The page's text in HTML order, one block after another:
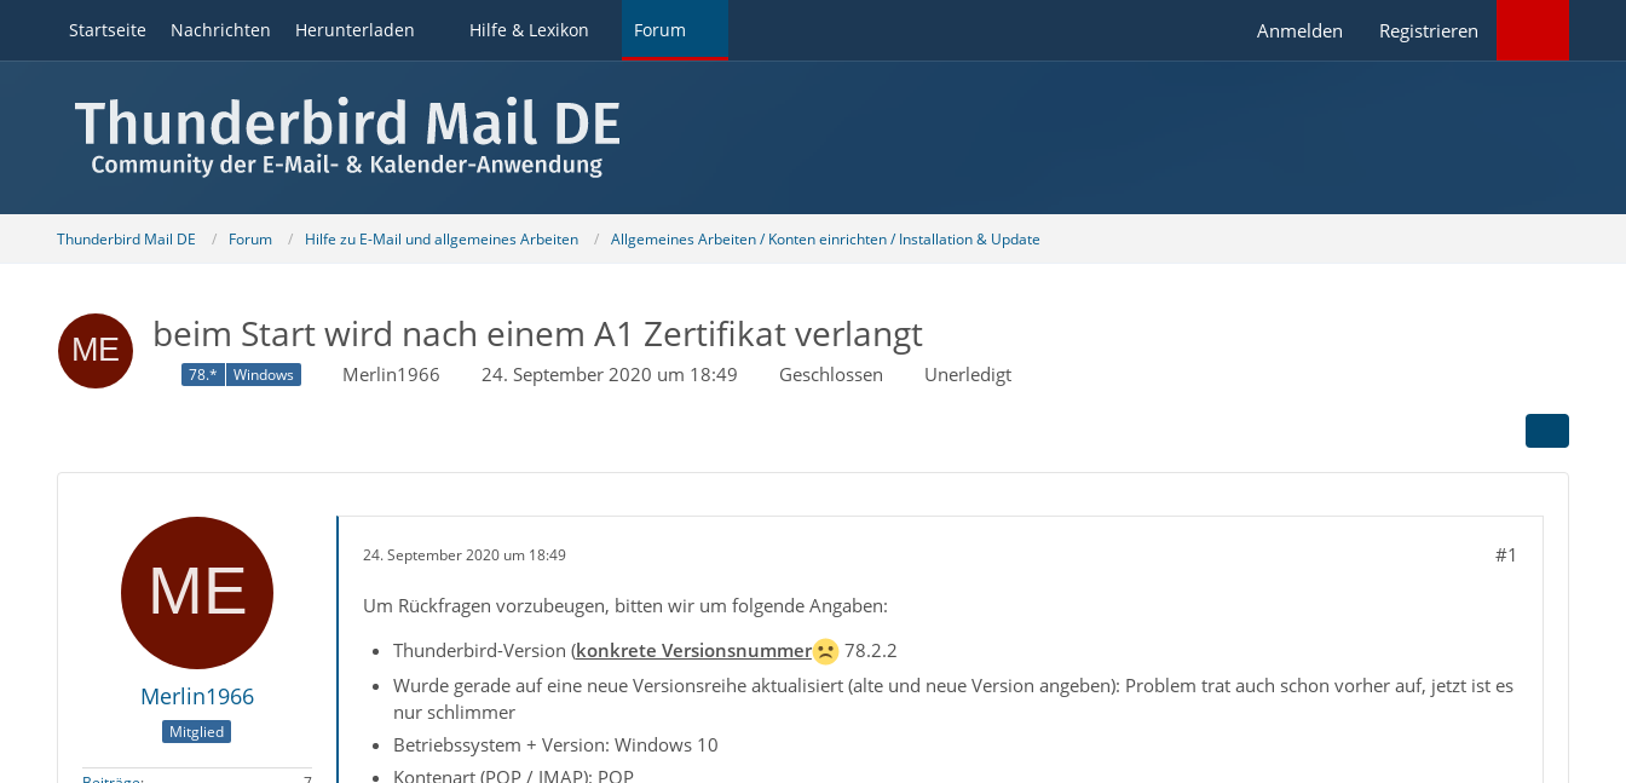
Startseite Nachrichten Herunterladen Hilfe & Lexikon Forum Anmelden Registrieren
Thunderbird Mail DE Forum Hilfe zu E-Mail und allgemeines Arbeiten Allgemeines Arbeiten / Konten einrichten / Installation & Update
beim Start wird nach einem A1 Zertifikat verlangt
78.* Windows Merlin1966 24. September 2020 um 18:49 Geschlossen Unerledigt
Merlin1966
Mitglied
24. September 2020 um 18:49 #1
Um Rückfragen vorzubeugen, bitten wir um folgende Angaben:
Thunderbird-Version (konkrete Versionsnummer
78.2.2
Wurde gerade auf eine neue Versionsreihe aktualisiert (alte und neue Version angeben): Problem trat auch schon vorher auf, jetzt ist es
nur schlimmer
Betriebssystem + Version: Windows 10
Kontenart (POP / IMAP): POP